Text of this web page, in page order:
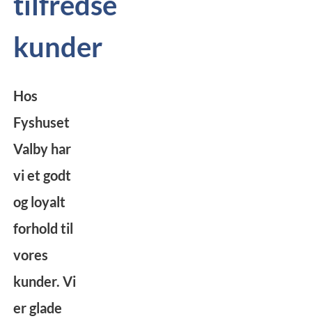
kunder
Hos
Fyshuset
Valby har
vi et godt
og loyalt
forhold til
vores
kunder. Vi
er glade